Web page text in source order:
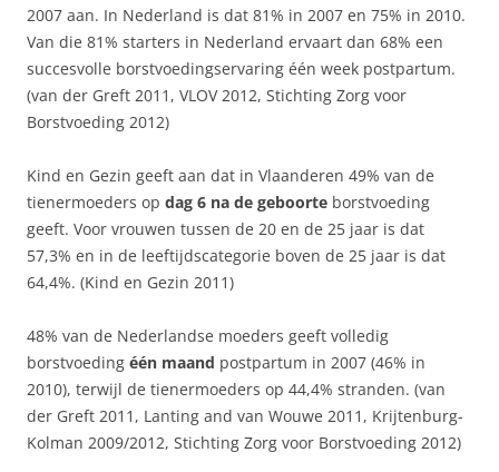
2007 aan. In Nederland is dat 81% in 2007 en 75% in 2010.
Van die 81% starters in Nederland ervaart dan 68% een
succesvolle borstvoedingservaring één week postpartum.
(van der Greft 2011, VLOV 2012, Stichting Zorg voor
Borstvoeding 2012)
Kind en Gezin geeft aan dat in Vlaanderen 49% van de
tienermoeders op dag 6 na de geboorte borstvoeding
geeft. Voor vrouwen tussen de 20 en de 25 jaar is dat
57,3% en in de leeftijdscategorie boven de 25 jaar is dat
64,4%. (Kind en Gezin 2011)
48% van de Nederlandse moeders geeft volledig
borstvoeding één maand postpartum in 2007 (46% in
2010), terwijl de tienermoeders op 44,4% stranden. (van
der Greft 2011, Lanting and van Wouwe 2011, Krijtenburg-
Kolman 2009/2012, Stichting Zorg voor Borstvoeding 2012)